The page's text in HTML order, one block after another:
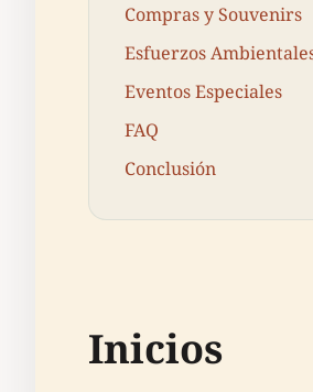
Compras y Souvenirs
Esfuerzos
Eventos Especiales
FAQ
Conclusión
Inicios